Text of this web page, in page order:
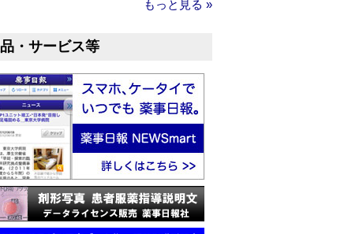
もっと見る »
・サービス等